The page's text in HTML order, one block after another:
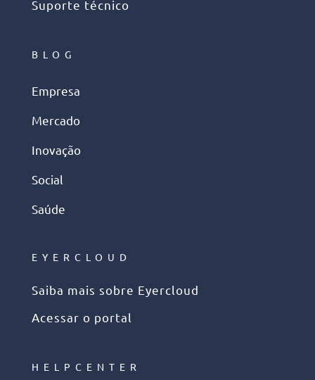
Suporte técnico
BLOG
Empresa
Mercado
Inovação
Social
Saúde
EYERCLOUD
Saiba mais sobre Eyercloud
Acessar o portal
HELPCENTER